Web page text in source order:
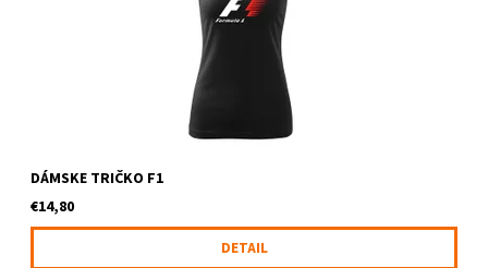
DÁMSKE TRIČKO F1
€14,80
DETAIL